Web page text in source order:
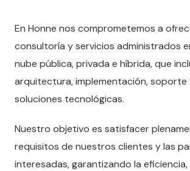
En Honne nos comprometemos a
consultoría y servicios administrados
nube pública, privada e híbrida, que
arquitectura, implementación, soporte
soluciones tecnológicas.
Nuestro objetivo es satisfacer
requisitos de nuestros clientes y las
interesadas, garantizando la